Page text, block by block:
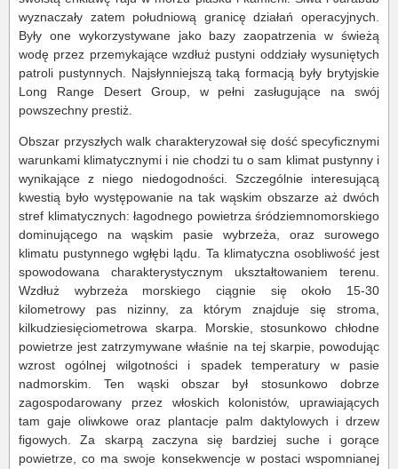
wyznaczały zatem południową granicę działań operacyjnych.
Były one wykorzystywane jako bazy zaopatrzenia w świeżą
wodę przez przemykające wzdłuż pustyni oddziały wysuniętych
patroli pustynnych. Najsłynniejszą taką formacją były brytyjskie
Long Range Desert Group, w pełni zasługujące na swój
powszechny prestiż.
Obszar przyszłych walk charakteryzował się dość specyficznymi
warunkami klimatycznymi i nie chodzi tu o sam klimat pustynny i
wynikające z niego niedogodności. Szczególnie interesującą
kwestią było występowanie na tak wąskim obszarze aż dwóch
stref klimatycznych: łagodnego powietrza śródziemnomorskiego
dominującego na wąskim pasie wybrzeża, oraz surowego
klimatu pustynnego wgłębi lądu. Ta klimatyczna osobliwość jest
spowodowana charakterystycznym ukształtowaniem terenu.
Wzdłuż wybrzeża morskiego ciągnie się około 15-30
kilometrowy pas nizinny, za którym znajduje się stroma,
kilkudziesięciometrowa skarpa. Morskie, stosunkowo chłodne
powietrze jest zatrzymywane właśnie na tej skarpie, powodując
wzrost ogólnej wilgotności i spadek temperatury w pasie
nadmorskim. Ten wąski obszar był stosunkowo dobrze
zagospodarowany przez włoskich kolonistów, uprawiających
tam gaje oliwkowe oraz plantacje palm daktylowych i drzew
figowych. Za skarpą zaczyna się bardziej suche i gorące
powietrze, co ma swoje konsekwencje w postaci wspomnianej